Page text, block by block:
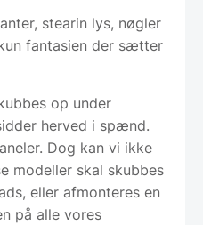
stearin lys, nøgler
fantasien der sætter
op under
herved i spænd.
Dog kan vi ikke
modeller skal skubbes
eller afmonteres en
på alle vores